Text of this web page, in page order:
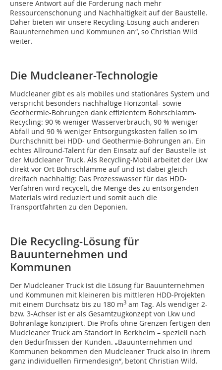
unsere Antwort auf die Forderung nach mehr
Ressourcenschonung und Nachhaltigkeit auf der Baustelle.
Daher bieten wir unsere Recycling-Lösung auch anderen
Bauunternehmen und Kommunen an“, so Christian Wild
weiter.
Die Mudcleaner-Technologie
Mudcleaner gibt es als mobiles und stationäres System und
verspricht besonders nachhaltige Horizontal- sowie
Geothermie-Bohrungen dank effizientem Bohrschlamm-
Recycling: 90 % weniger Wasserverbrauch, 90 % weniger
Abfall und 90 % weniger Entsorgungskosten fallen so im
Durchschnitt bei HDD- und Geothermie-Bohrungen an. Ein
echtes Allround-Talent für den Einsatz auf der Baustelle ist
der Mudcleaner Truck. Als Recycling-Mobil arbeitet der Lkw
direkt vor Ort Bohrschlämme auf und ist dabei gleich
dreifach nachhaltig: Das Prozesswasser für das HDD-
Verfahren wird recycelt, die Menge des zu entsorgenden
Materials wird reduziert und somit auch die
Transportfahrten zu den Deponien.
Die Recycling-Lösung für
Bauunternehmen und
Kommunen
Der Mudcleaner Truck ist die Lösung für Bauunternehmen
und Kommunen mit kleineren bis mittleren HDD-Projekten
mit einem Durchsatz bis zu 180 m3 am Tag. Als wendiger 2-
bzw. 3-Achser ist er als Gesamtzugkonzept von Lkw und
Bohranlage konzipiert. Die Profis ohne Grenzen fertigen den
Mudcleaner Truck am Standort in Berkheim – speziell nach
den Bedürfnissen der Kunden. „Bauunternehmen und
Kommunen bekommen den Mudcleaner Truck also in ihrem
ganz individuellen Firmendesign“, betont Christian Wild.